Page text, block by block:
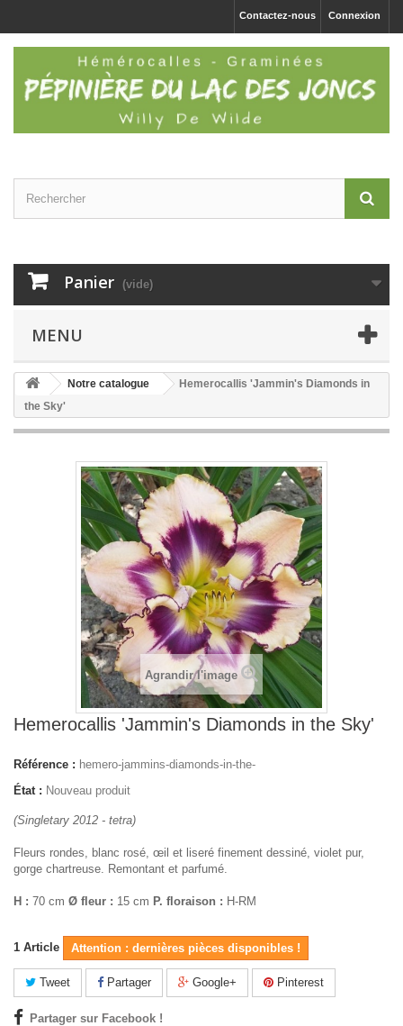
Connexion
Contactez-nous
Panier (vide)
MENU
Notre catalogue
Hemerocallis 'Jammin's Diamonds in
the Sky'
Agrandir l'image
Hemerocallis 'Jammin's Diamonds in the Sky'
Référence : hemero-jammins-diamonds-in-the-
État : Nouveau produit
(Singletary 2012 - tetra)
Fleurs rondes, blanc rosé, œil et liseré finement dessiné, violet pur,
gorge chartreuse. Remontant et parfumé.
H : 70 cm Ø fleur : 15 cm P. floraison : H-RM
1 Article Attention : dernières pièces disponibles !
Tweet Partager Google+ Pinterest
Partager sur Facebook !